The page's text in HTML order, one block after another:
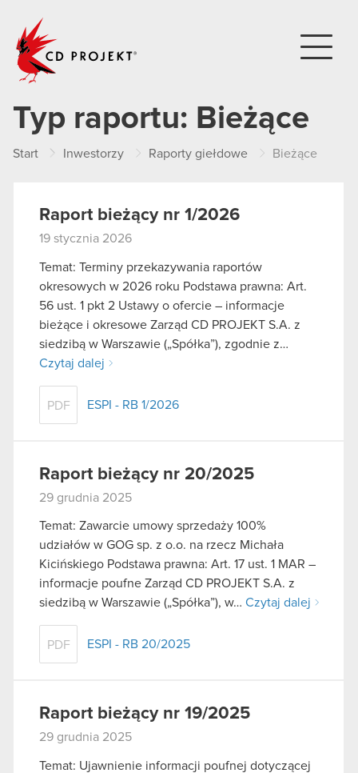
Typ raportu: Bieżące
Start Inwestorzy Raporty giełdowe Bieżące
Raport bieżący nr 1/2026
19 stycznia 2026
Temat: Terminy przekazywania raportów
okresowych w 2026 roku Podstawa prawna: Art.
56 ust. 1 pkt 2 Ustawy o ofercie – informacje
bieżące i okresowe Zarząd CD PROJEKT S.A. z
siedzibą w Warszawie („Spółka”), zgodnie z…
Czytaj dalej
PDF ESPI - RB 1/2026
Raport bieżący nr 20/2025
29 grudnia 2025
Temat: Zawarcie umowy sprzedaży 100%
udziałów w GOG sp. z o.o. na rzecz Michała
Kicińskiego Podstawa prawna: Art. 17 ust. 1 MAR –
informacje poufne Zarząd CD PROJEKT S.A. z
siedzibą w Warszawie („Spółka”), w… Czytaj dalej
PDF ESPI - RB 20/2025
Raport bieżący nr 19/2025
29 grudnia 2025
Temat: Ujawnienie informacji poufnej dotyczącej